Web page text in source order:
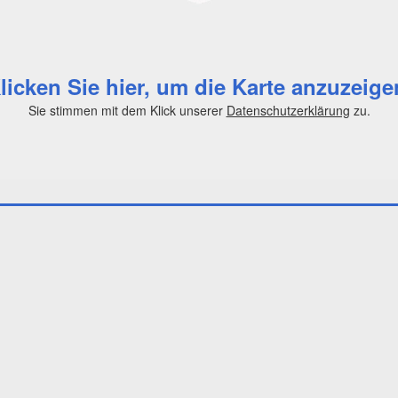
Sie hier, um die Karte
Sie stimmen mit dem Klick unserer Datenschutzerklärung zu.